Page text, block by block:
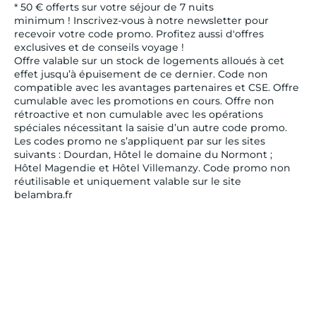
* 50 € offerts sur votre séjour de 7 nuits
minimum ! Inscrivez-vous à notre newsletter pour
recevoir votre code promo. Profitez aussi d'offres
exclusives et de conseils voyage !
Offre valable sur un stock de logements alloués à cet
effet jusqu’à épuisement de ce dernier. Code non
compatible avec les avantages partenaires et CSE. Offre
cumulable avec les promotions en cours. Offre non
rétroactive et non cumulable avec les opérations
spéciales nécessitant la saisie d’un autre code promo.
Les codes promo ne s’appliquent par sur les sites
suivants : Dourdan, Hôtel le domaine du Normont ;
Hôtel Magendie et Hôtel Villemanzy. Code promo non
réutilisable et uniquement valable sur le site
belambra.fr